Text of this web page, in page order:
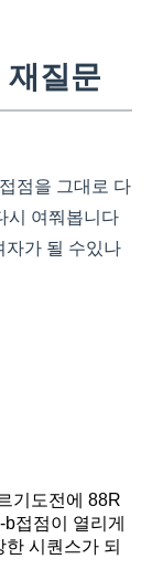
질문
점을 그대로 다
시 여쭤봅니다
자가 될 수있나
기도전에 88R
접점이 열리게
시퀀스가 되